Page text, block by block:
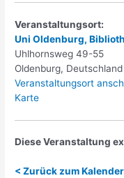
Veranstaltungsort:
Uni Oldenburg,
Uhlhornsweg 49-55
Oldenburg, Deutschland
Veranstaltungsort
KarteUni
(BIS-
Diese Veranstaltung
< Zurück zum